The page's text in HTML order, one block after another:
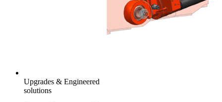
Upgrades & Engineered
solutions